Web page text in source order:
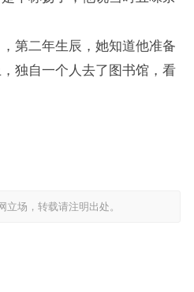
第二年生辰，她知道他准备
独自一个人去了图书馆，看
场，转载请注明出处。